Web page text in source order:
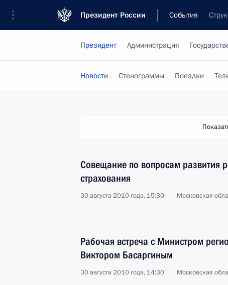
Президент России События
Президент Администрация
Новости Стенограммы Поездки
Совещание по вопросам развития
страхования
30 августа 2010 года, 15:30 Московская
Рабочая встреча с Министром
Виктором Басаргиным
30 августа 2010 года, 14:30 Московская